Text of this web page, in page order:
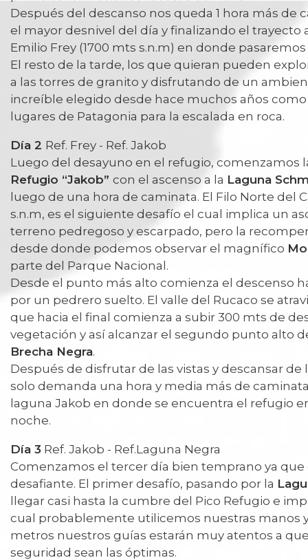
Después del descanso nos queda 1 hora más de
el mayor desnivel del día y finalizando el trayecto
Emilio Frey (1700 mts s.n.m) en donde
El resto de la tarde, los que quieran pueden
a las torres de granito y disfrutando de un
increíble elegido desde hace muchos años
lugares de Patagonia para la escalada en roca.
Día 2 Ref. Frey - Ref. Jakob
Luego del desayuno en el refugio, comenzamos
Refugio “Jakob” con el ascenso a la Laguna
luego de una hora de caminata. El Filo Norte del
s.n.m, es el siguiente desafío el cual implica un
terreno pedregoso y escarpado, pero la
desde donde podemos observar el magnífico
parte del Parque Nacional.
Desde el punto más alto comienza el descenso
por un pedrero suelto. El valle del Rucaco se
que hacia el final comienza a subir 300 mts de
vegetación y así alcanzar el segundo punto alto
Brecha Negra.
Después de disfrutar de las vistas y descansar de
solo demanda una hora y media más de
laguna Jakob en donde se encuentra el refugio
noche.
Día 3 Ref. Jakob - Ref.Laguna Negra
Comenzamos el tercer día bien temprano ya que
desafiante. El primer desafío, pasando por la
llegar casi hasta la cumbre del Pico Refugio e
cual probablemente utilicemos nuestras manos
metros nuestros guías estarán muy atentos a
seguridad sean las óptimas.